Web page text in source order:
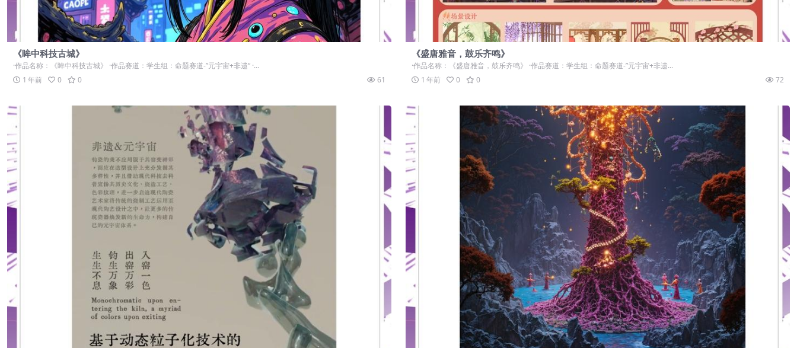
《眸中科技古城》
·作品名称：《眸中科技古城》 ·作品赛道：学生组：命题赛道-”元宇宙+非遗“ ·...
1 年前
0 0 61
《盛唐雅音，鼓乐齐鸣》
·作品名称：《盛唐雅音，鼓乐齐鸣》 ·作品赛道：学生组：命题赛道-”元宇宙+非遗...
1 年前
0 0 72